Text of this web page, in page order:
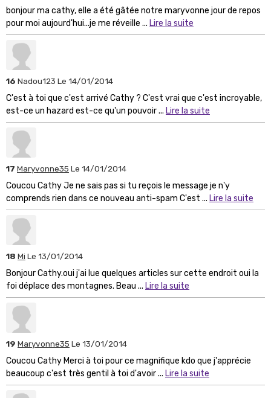
bonjour ma cathy, elle a été gâtée notre maryvonne jour de repos
pour moi aujourd'hui...je me réveille ... Lire la suite
16 Nadou123 Le 14/01/2014
C'est à toi que c'est arrivé Cathy ? C'est vrai que c'est incroyable,
est-ce un hazard est-ce qu'un pouvoir ... Lire la suite
17 Maryvonne35 Le 14/01/2014
Coucou Cathy Je ne sais pas si tu reçois le message je n'y
comprends rien dans ce nouveau anti-spam C'est ... Lire la suite
18 Mi Le 13/01/2014
Bonjour Cathy.oui j'ai lue quelques articles sur cette endroit oui la
foi déplace des montagnes. Beau ... Lire la suite
19 Maryvonne35 Le 13/01/2014
Coucou Cathy Merci à toi pour ce magnifique kdo que j'apprécie
beaucoup c'est très gentil à toi d'avoir ... Lire la suite